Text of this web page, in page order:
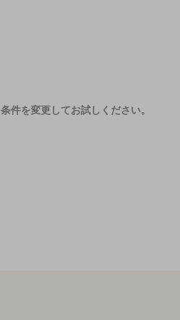
条件を変更してお試しください。